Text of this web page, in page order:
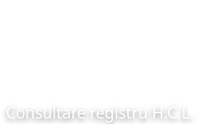
Consultare registru H.C.L.